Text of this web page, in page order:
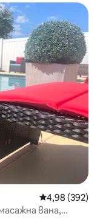
Средна
4,98 (392)
вана,